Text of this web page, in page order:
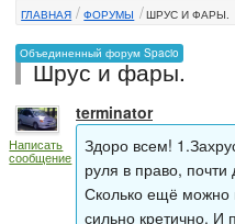
Автоклуб
Форумы
Сервисы и услуги
Новости
ГЛАВНАЯ ФОРУМЫ ШРУС И ФАРЫ.
Объединенный форум Spacio
Шрус и фары.
Написать
сообщение
terminator
Здоро всем!
руля в право,
Сколько ещё можно
сильно кретично. И